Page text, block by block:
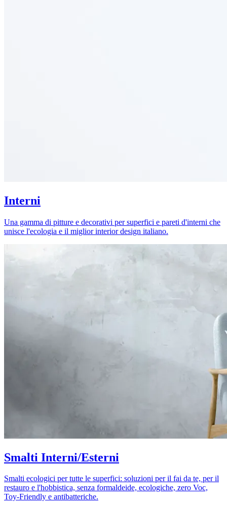
Interni
Una gamma di pitture e decorativi per superfici e pareti d'interni che
unisce l'ecologia e il miglior interior design italiano.
Smalti Interni/Esterni
Smalti ecologici per tutte le superfici: soluzioni per il fai da te, per il
restauro e l'hobbistica, senza formaldeide, ecologiche, zero Voc,
Toy-Friendly e antibatteriche.